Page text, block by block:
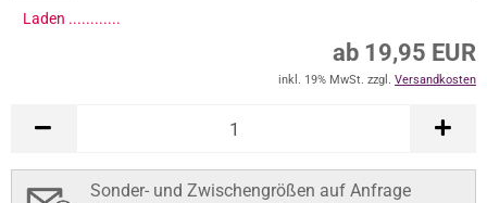
Laden .............
ab 19,95 EUR
inkl. 19% MwSt. zzgl. Versandkosten
Sonder- und Zwischengrößen auf Anfrage